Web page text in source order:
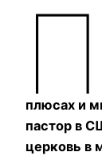
П
плюсах и
пастор в
церковь в